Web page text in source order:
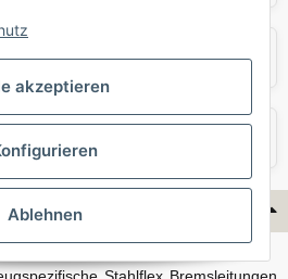
akzeptieren
Ablehnen
Smart